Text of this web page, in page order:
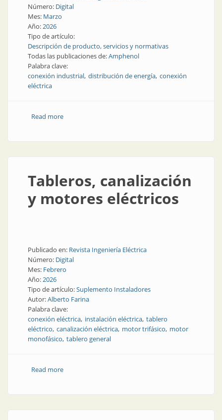
Número: Digital
Mes: Marzo
Año:2026
Tipo de artículo:
Descripción de producto, servicios y normativas
Todas las publicaciones de:Amphenol
Palabra clave:
conexión industrial distribución de energía conexión
eléctrica
Read moreabout Conexión industrial a la intemperie
Tableros, canalización
y motores eléctricos
Publicado en: Revista Ingeniería Eléctrica
Número: Digital
Mes: Febrero
Año:2026
Tipo de artículo:Suplemento Instaladores
Autor:Alberto Farina
Palabra clave:
conexión eléctrica instalación eléctrica tablero
eléctrico canalización eléctrica motor trifásico motor
monofásico tablero general
Read moreabout Tableros, canalización y motores eléctricos